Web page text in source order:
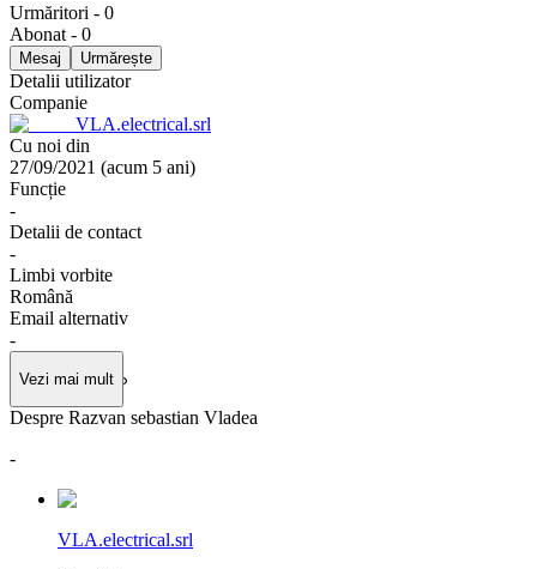
Urmăritori - 0
Abonat - 0
Mesaj Urmărește
Detalii utilizator
Companie
VLA.electrical.srl
Cu noi din
27/09/2021 (acum 5 ani)
Funcție
-
Detalii de contact
-
Limbi vorbite
Română
Email alternativ
-
Vezi mai mult
Despre Razvan sebastian Vladea
-
VLA.electrical.srl